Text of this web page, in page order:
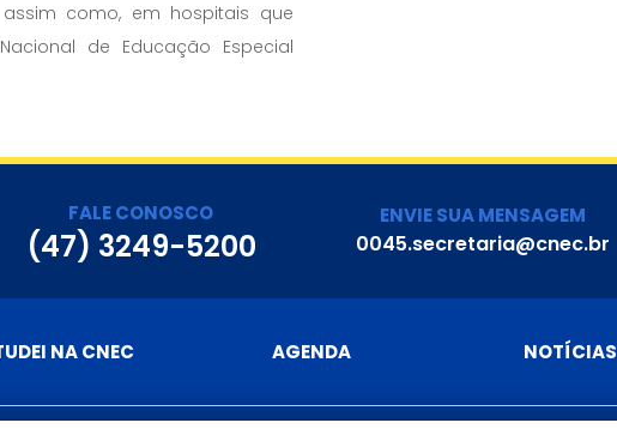
como, em hospitais que
de Educação Especial
FALE CONOSCO
(47) 3249-5200
ENVIE SUA MENSAGEM
0045.secretaria@cnec.br
NA CNEC AGENDA NOTÍCIAS